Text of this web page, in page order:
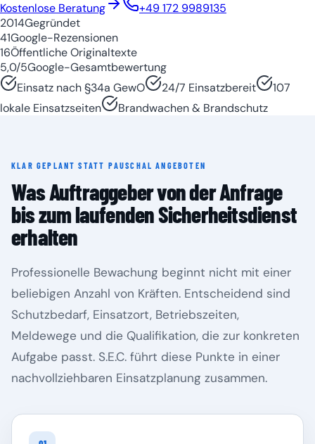
Kostenlose Beratung
+49 172 9989135
2014Gegründet
41Google-Rezensionen
16Öffentliche Originaltexte
5,0/5Google-Gesamtbewertung
Einsatz nach §34a GewO
24/7 Einsatzbereit
107
lokale Einsatzseiten
Brandwachen & Brandschutz
KLAR GEPLANT STATT PAUSCHAL ANGEBOTEN
Was Auftraggeber von der Anfrage
bis zum laufenden Sicherheitsdienst
erhalten
Professionelle Bewachung beginnt nicht mit einer
beliebigen Anzahl von Kräften. Entscheidend sind
Schutzbedarf, Einsatzort, Betriebszeiten,
Meldewege und die Qualifikation, die zur konkreten
Aufgabe passt. S.E.C. führt diese Punkte in einer
nachvollziehbaren Einsatzplanung zusammen.